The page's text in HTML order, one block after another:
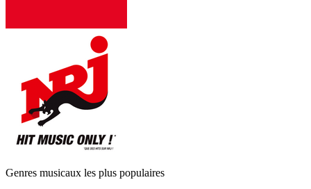
Genres musicaux les plus populaires